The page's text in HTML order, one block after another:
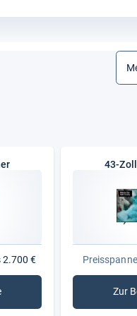
€
Fernseher
43-
Zur